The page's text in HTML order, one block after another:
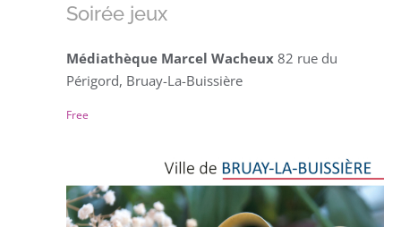
Soirée jeux
Médiathèque Marcel Wacheux 82 rue du
Périgord, Bruay-La-Buissière
Free